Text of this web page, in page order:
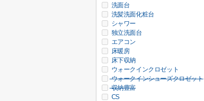
洗面台
洗髪洗面化粧台
シャワー
独立洗面台
エアコン
床暖房
床下収納
ウォークインクロゼット
ウォークインシューズクロゼット
収納豊富
CS